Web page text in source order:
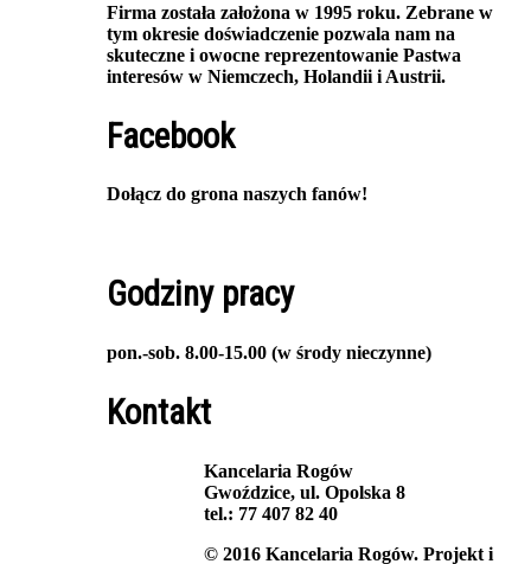
Firma została założona w 1995 roku. Zebrane w
tym okresie doświadczenie pozwala nam na
skuteczne i owocne reprezentowanie Pastwa
interesów w Niemczech, Holandii i Austrii.
Facebook
Dołącz do grona naszych fanów!
Godziny pracy
pon.-sob. 8.00-15.00 (w środy nieczynne)
Kontakt
Kancelaria Rogów
Gwoździce, ul. Opolska 8
tel.: 77 407 82 40
© 2016 Kancelaria Rogów. Projekt i